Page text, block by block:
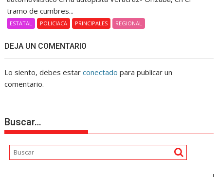
tramo de cumbres...
ESTATAL POLICIACA PRINCIPALES REGIONAL
DEJA UN COMENTARIO
Lo siento, debes estarconectado para publicar un
comentario.
Buscar…